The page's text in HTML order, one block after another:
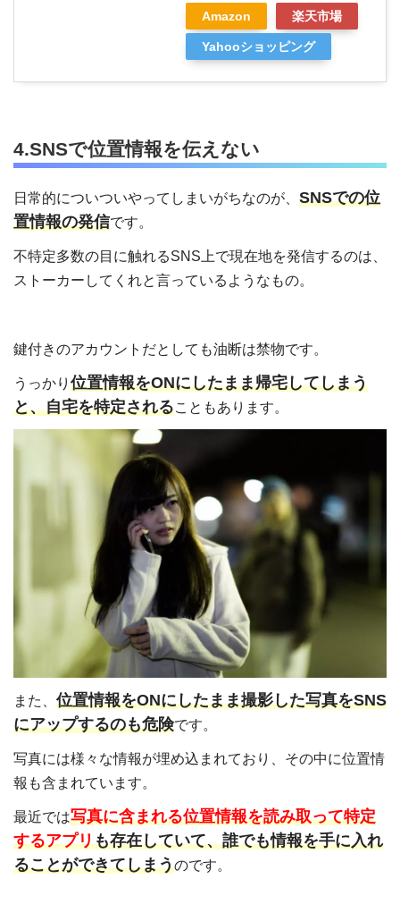
Amazon 楽天市場
Yahooショッピング
4.SNSで位置情報を伝えない
日常的についついやってしまいがちなのが、 SNSでの位
置情報の発信です。
不特定多数の目に触れるSNS上で現在地を発信するのは、
ストーカーしてくれと言っているようなもの。
鍵付きのアカウントだとしても油断は禁物です。
うっかり 位置情報をONにしたまま帰宅してしまう
と、自宅を特定されることもあります。
また、 位置情報をONにしたまま撮影した写真をSNS
にアップするのも危険です。
写真には様々な情報が埋め込まれており、その中に位置情
報も含まれています。
最近では写真に含まれる位置情報を読み取って特定
するアプリも存在していて、誰でも情報を手に入れ
ることができてしまうのです。